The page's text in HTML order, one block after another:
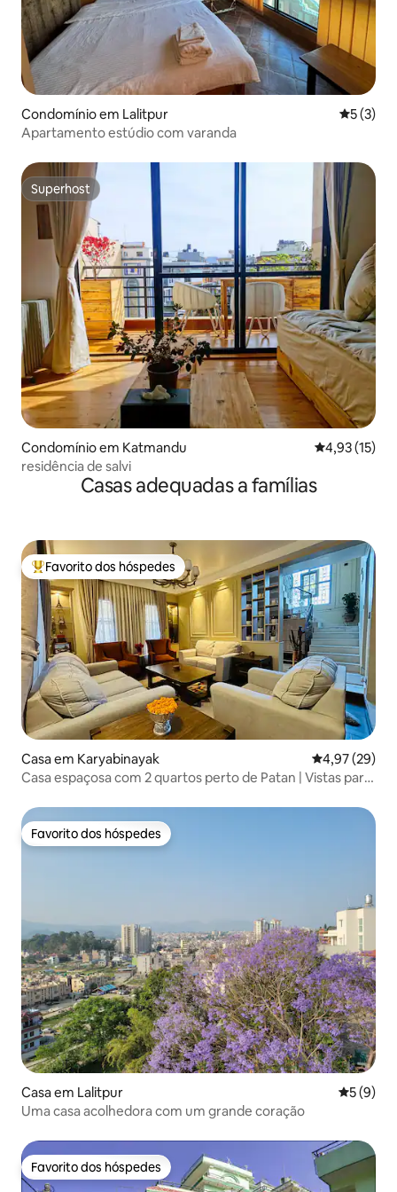
Condomínio em Lalitpur
5 (3)
Apartamento estúdio com varanda
Superhost
Superhost
Condomínio em Katmandu Classificação
4,93 (15)
residência de salvi
Casas adequadas a famílias
Favoritos dos hóspedes mais apreciados
Favorito dos hóspedes
Casa em Karyabinayak Classificação
4,97 (29)
Casa espaçosa com 2 quartos perto de Patan | Vistas para
Favorito dos hóspedes
Favorito dos hóspedes
Casa em Lalitpur
5 (9)
Uma casa acolhedora com um grande coração
Favorito dos hóspedes
Favorito dos hóspedes